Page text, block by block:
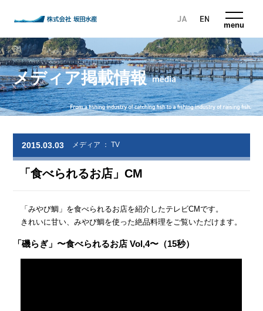
menu
メディア掲載情報
2015.03.03 メディア ： TV
「食べられるお店」CM
「みやび鯛」を食べられるお店を紹介したテレビCMです。
きれいに甘い、みやび鯛を使った絶品料理をご覧いただけます。
「磯らぎ」〜食べられるお店 Vol,4〜（15秒）